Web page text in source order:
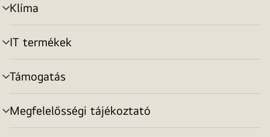
Klíma
menu
toggle
IT termékek
menu
toggle
Támogatás
menu
toggle
Megfelelősségi tájékoztató
menu
toggle